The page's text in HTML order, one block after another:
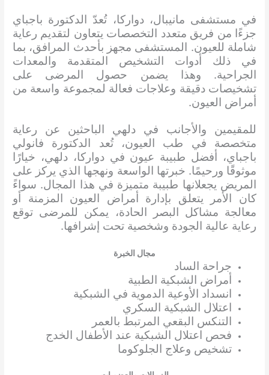
في مستشفى مانيبال، دواركا، تُعدّ الدكتورة باجباي
جزءًا من فريق متعدد التخصصات يتعاون لتقديم رعاية
شاملة للعيون. المستشفى مجهز بأحدث المرافق، بما
في ذلك أدوات التشخيص المتقدمة والمعدات
الجراحية. وهذا يضمن حصول المرضى على
تشخيصات دقيقة وعلاجات فعالة لمجموعة واسعة من
أمراض العيون.
للمقيمين والأجانب في دلهي الباحثين عن رعاية
متخصصة في طب العيون، تُعد الدكتورة فانولي
باجباي، أفضل طبيبة عيون في دواركا، دلهي، خيارًا
موثوقًا ورحيمًا. خبرتها الواسعة ونهجها الذي يركز على
المريض يجعلانها طبيبة متميزة في هذا المجال. سواءً
كان الأمر يتعلق بإدارة أمراض العيون المزمنة أو
معالجة مشاكل البصر الحادة، يمكن للمرضى توقع
رعاية عالية الجودة وشخصية تحت إشرافها.
مجال الخبرة
جراحة الساد
أمراض الشبكية الطبية
انسداد الأوعية الدموية في الشبكية
اعتلال الشبكية السكري
التنكس البقعي المرتبط بالعمر
فحص اعتلال الشبكية عند الأطفال الخدج
تشخيص وعلاج الجلوكوما